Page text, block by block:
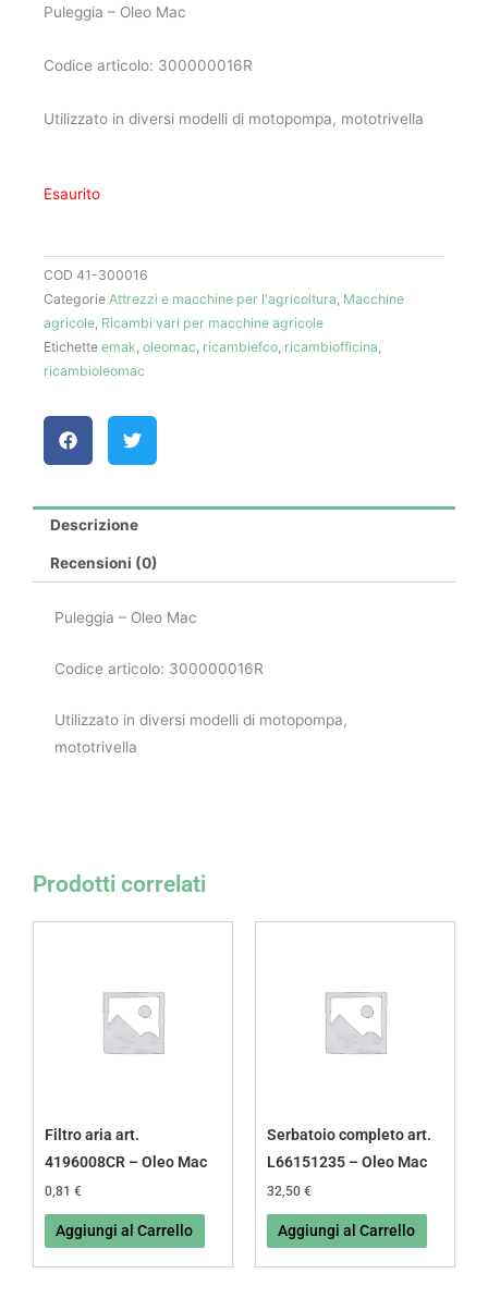
Puleggia – Oleo Mac
Codice articolo: 300000016R
Utilizzato in diversi modelli di motopompa, mototrivella
Esaurito
COD 41-300016
Categorie Attrezzi e macchine per l'agricoltura Macchine
agricole Ricambi vari per macchine agricole
Etichette emak oleomac ricambiefco ricambiofficina
ricambioleomac
Descrizione
Recensioni (0)
Puleggia – Oleo Mac
Codice articolo: 300000016R
Utilizzato in diversi modelli di motopompa,
mototrivella
Prodotti correlati
Filtro aria art.
4196008CR – Oleo Mac
0,81 €
Aggiungi al Carrello
Serbatoio completo art.
L66151235 – Oleo Mac
32,50 €
Aggiungi al Carrello